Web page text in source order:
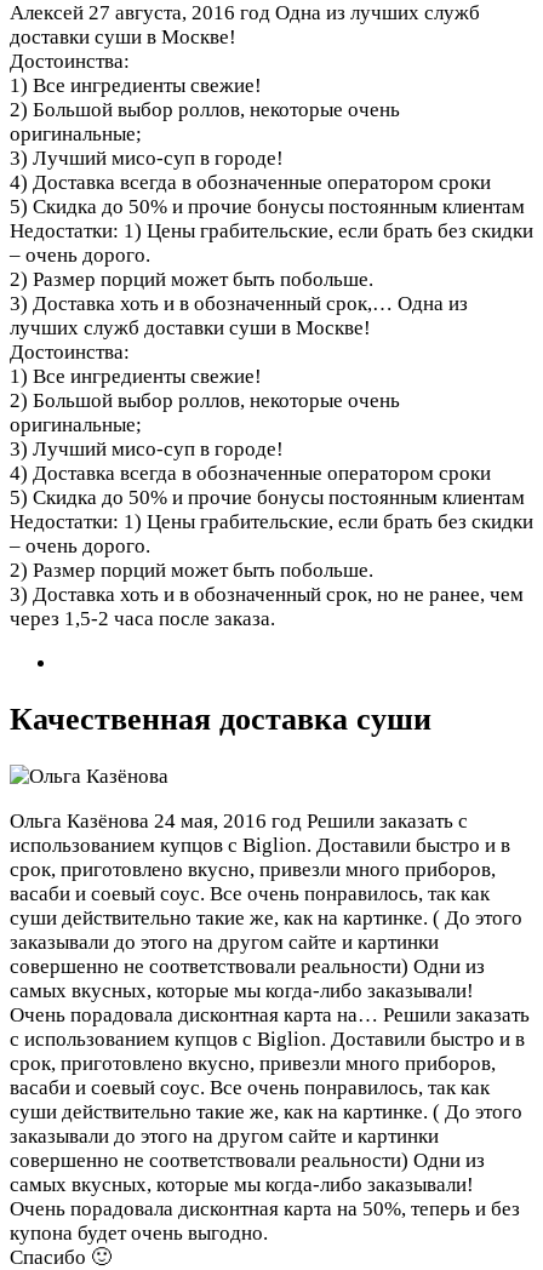
Алексей 27 августа, 2016 год Одна из лучших служб
доставки суши в Москве!
Достоинства:
1) Все ингредиенты свежие!
2) Большой выбор роллов, некоторые очень
оригинальные;
3) Лучший мисо-суп в городе!
4) Доставка всегда в обозначенные оператором сроки
5) Скидка до 50% и прочие бонусы постоянным клиентам
Недостатки: 1) Цены грабительские, если брать без скидки
– очень дорого.
2) Размер порций может быть побольше.
3) Доставка хоть и в обозначенный срок,… Одна из
лучших служб доставки суши в Москве!
Достоинства:
1) Все ингредиенты свежие!
2) Большой выбор роллов, некоторые очень
оригинальные;
3) Лучший мисо-суп в городе!
4) Доставка всегда в обозначенные оператором сроки
5) Скидка до 50% и прочие бонусы постоянным клиентам
Недостатки: 1) Цены грабительские, если брать без скидки
– очень дорого.
2) Размер порций может быть побольше.
3) Доставка хоть и в обозначенный срок, но не ранее, чем
через 1,5-2 часа после заказа.
Качественная доставка суши
Ольга Казёнова 24 мая, 2016 год Решили заказать с
использованием купцов с Biglion. Доставили быстро и в
срок, приготовлено вкусно, привезли много приборов,
васаби и соевый соус. Все очень понравилось, так как
суши действительно такие же, как на картинке. ( До этого
заказывали до этого на другом сайте и картинки
совершенно не соответствовали реальности) Одни из
самых вкусных, которые мы когда-либо заказывали!
Очень порадовала дисконтная карта на… Решили заказать
с использованием купцов с Biglion. Доставили быстро и в
срок, приготовлено вкусно, привезли много приборов,
васаби и соевый соус. Все очень понравилось, так как
суши действительно такие же, как на картинке. ( До этого
заказывали до этого на другом сайте и картинки
совершенно не соответствовали реальности) Одни из
самых вкусных, которые мы когда-либо заказывали!
Очень порадовала дисконтная карта на 50%, теперь и без
купона будет очень выгодно.
Спасибо 🙂